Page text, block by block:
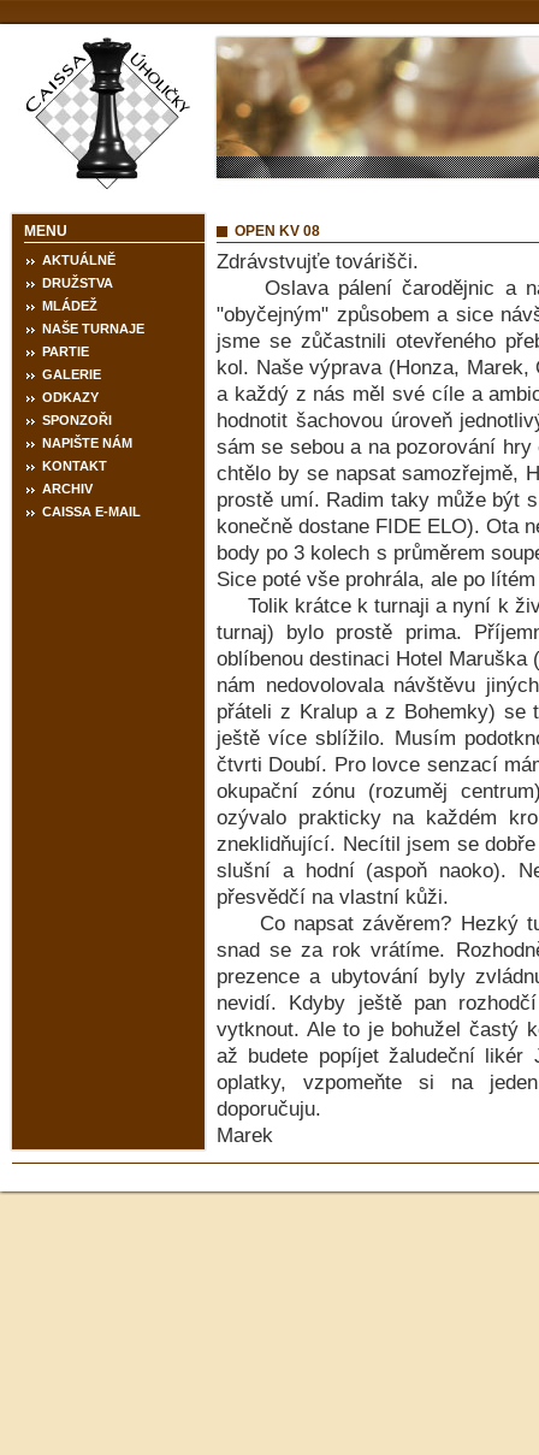
MENU
AKTUÁLNĚ
DRUŽSTVA
MLÁDEŽ
NAŠE TURNAJE
PARTIE
GALERIE
ODKAZY
SPONZOŘI
NAPIŠTE NÁM
KONTAKT
ARCHIV
CAISSA E-MAIL
OPEN KV 08
Zdrávstvujťe továrišči.
Oslava pálení čarodějnic a
"obyčejným" způsobem a sice
jsme se zůčastnili otevřeného
kol. Naše výprava (Honza,
a každý z nás měl své cíle a
hodnotit šachovou úroveň
sám se sebou a na pozorování
chtělo by se napsat samozřejmě,
prostě umí. Radim taky může být
konečně dostane FIDE ELO). Ota
body po 3 kolech s průměrem
Sice poté vše prohrála, ale po
Tolik krátce k turnaji a nyní k
turnaj) bylo prostě prima.
oblíbenou destinaci Hotel
nám nedovolovala návštěvu
přáteli z Kralup a z Bohemky) se
ještě více sblížilo. Musím
čtvrti Doubí. Pro lovce senzací
okupační zónu (rozuměj
ozývalo prakticky na každém
zneklidňující. Necítil jsem se
slušní a hodní (aspoň naoko).
přesvědčí na vlastní kůži.
Co napsat závěrem? Hezký
snad se za rok vrátíme.
prezence a ubytování byly
nevidí. Kdyby ještě pan
vytknout. Ale to je bohužel častý
až budete popíjet žaludeční likér
oplatky, vzpomeňte si na
doporučuju.
Marek